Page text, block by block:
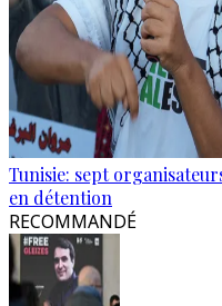
Tunisie: sept
en détention
RECOMMANDÉ